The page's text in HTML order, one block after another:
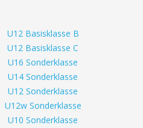
U12 Basisklasse B
U12 Basisklasse C
U16 Sonderklasse
U14 Sonderklasse
U12 Sonderklasse
U12w Sonderklasse
U10 Sonderklasse